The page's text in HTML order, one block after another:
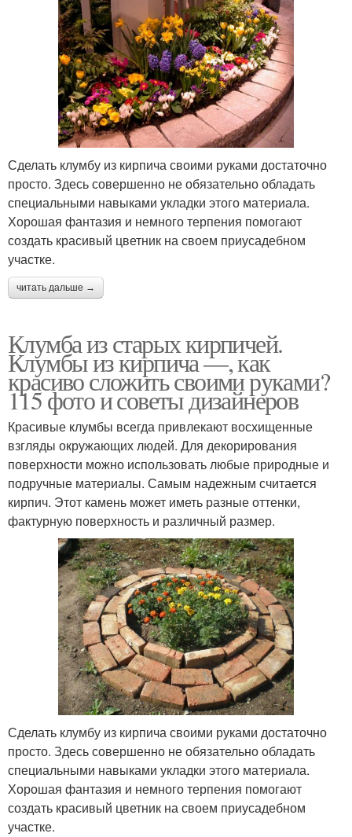
Сделать клумбу из кирпича своими руками достаточно
просто. Здесь совершенно не обязательно обладать
специальными навыками укладки этого материала.
Хорошая фантазия и немного терпения помогают
создать красивый цветник на своем приусадебном
участке.
читать дальше →
Клумба из старых кирпичей.
Клумбы из кирпича —, как
красиво сложить своими руками?
115 фото и советы дизайнеров
Красивые клумбы всегда привлекают восхищенные
взгляды окружающих людей. Для декорирования
поверхности можно использовать любые природные и
подручные материалы. Самым надежным считается
кирпич. Этот камень может иметь разные оттенки,
фактурную поверхность и различный размер.
Сделать клумбу из кирпича своими руками достаточно
просто. Здесь совершенно не обязательно обладать
специальными навыками укладки этого материала.
Хорошая фантазия и немного терпения помогают
создать красивый цветник на своем приусадебном
участке.